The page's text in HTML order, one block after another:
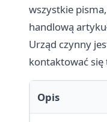
wszystkie
handlową
Urząd czynny
kontaktować
Opis